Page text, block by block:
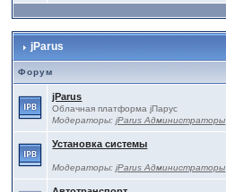
jParus
Форум
jParus
Облачная платформа jПарус
Модераторы:jParus Администраторы
Установка системы
Модераторы:jParus Администраторы